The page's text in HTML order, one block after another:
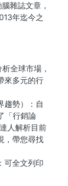
雜誌文章，
年迄今之
全球市場，
來多元的行
趨勢）：自
「行銷論
人解析目前
，帶您尋找
可全文列印